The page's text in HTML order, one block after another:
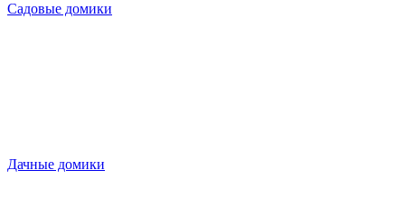
Садовые домики
Дачные домики